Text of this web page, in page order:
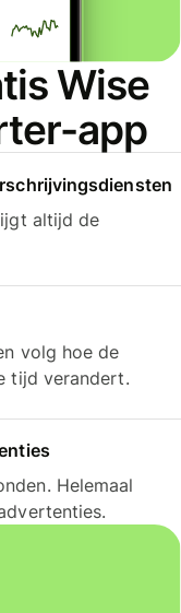
Wise
app
altijd de
volg hoe de
tijd verandert.
Helemaal